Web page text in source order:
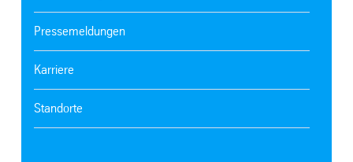
Pressemeldungen
Karriere
Standorte